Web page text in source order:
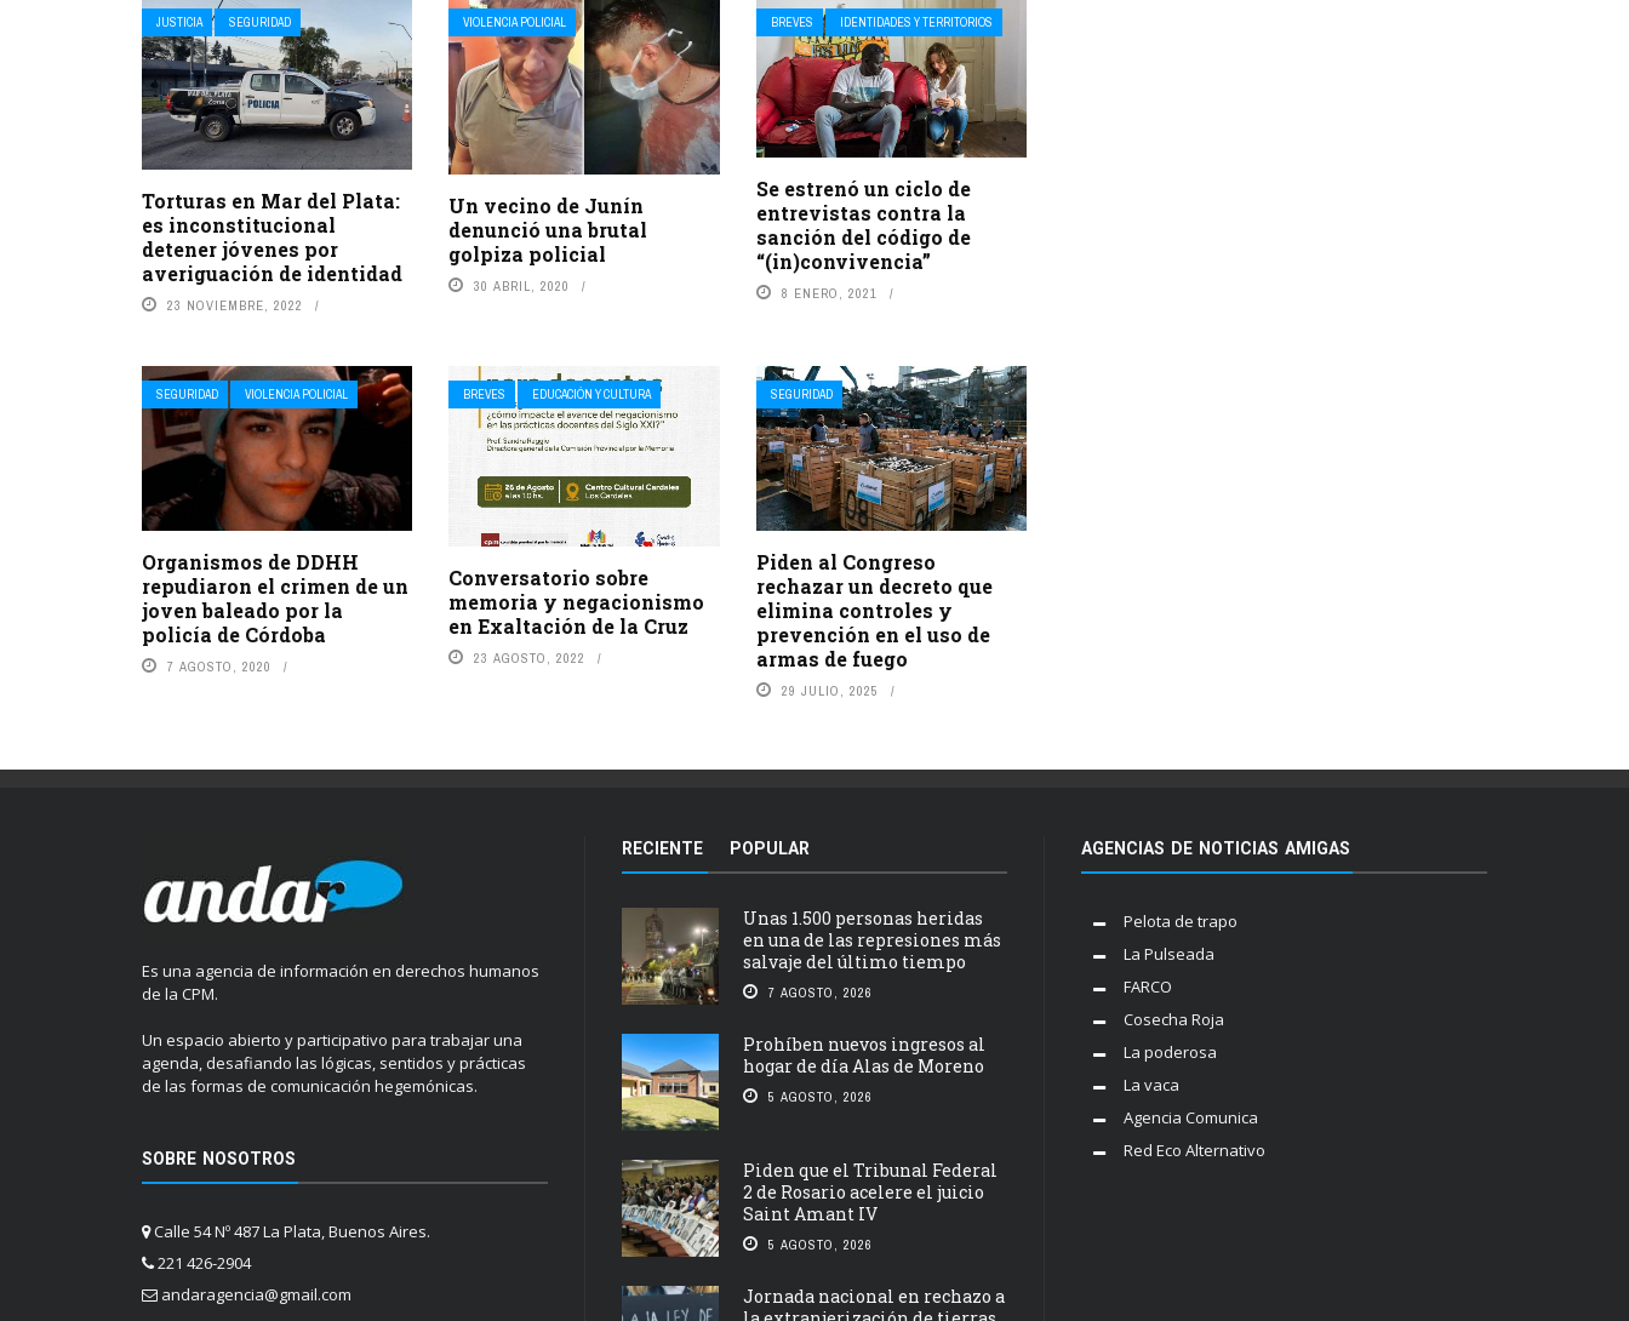
JUSTICIA SEGURIDAD
Torturas en Mar del Plata:
es inconstitucional
detener jóvenes por
averiguación de identidad
23 NOVIEMBRE, 2022
VIOLENCIA POLICIAL
Un vecino de Junín
denunció una brutal
golpiza policial
30 ABRIL, 2020
BREVES IDENTIDADES Y TERRITORIOS
Se estrenó un ciclo de
entrevistas contra la
sanción del código de
“(in)convivencia”
8 ENERO, 2021
SEGURIDAD VIOLENCIA POLICIAL
Organismos de DDHH
repudiaron el crimen de un
joven baleado por la
policía de Córdoba
7 AGOSTO, 2020
BREVES EDUCACIÓN Y CULTURA
Conversatorio sobre
memoria y negacionismo
en Exaltación de la Cruz
23 AGOSTO, 2022
SEGURIDAD
Piden al Congreso
rechazar un decreto que
elimina controles y
prevención en el uso de
armas de fuego
29 JULIO, 2025
Es una agencia de información en derechos humanos
de la CPM.
Un espacio abierto y participativo para trabajar una
agenda, desafiando las lógicas, sentidos y prácticas
de las formas de comunicación hegemónicas.
SOBRE NOSOTROS
Calle 54 Nº 487 La Plata, Buenos Aires.
221 426-2904
andaragencia@gmail.com
RECIENTE POPULAR
Unas 1.500 personas heridas
en una de las represiones más
salvaje del último tiempo
7 AGOSTO, 2026
Prohíben nuevos ingresos al
hogar de día Alas de Moreno
5 AGOSTO, 2026
Piden que el Tribunal Federal
2 de Rosario acelere el juicio
Saint Amant IV
5 AGOSTO, 2026
Jornada nacional en rechazo a
AGENCIAS DE NOTICIAS AMIGAS
Pelota de trapo
La Pulseada
FARCO
Cosecha Roja
La poderosa
La vaca
Agencia Comunica
Red Eco Alternativo